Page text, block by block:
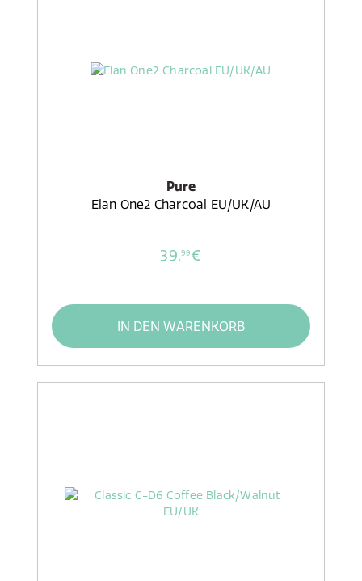
Pure
Elan One2 Charcoal EU/UK/AU
39,99€
IN DEN WARENKORB